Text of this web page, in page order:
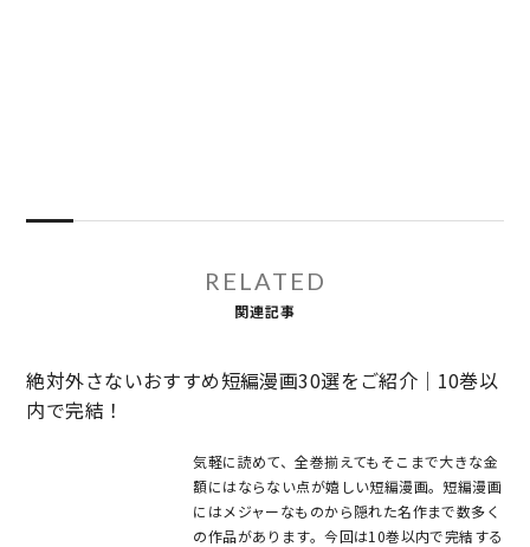
RELATED
関連記事
絶対外さないおすすめ短編漫画30選をご紹介｜10巻以
内で完結！
気軽に読めて、全巻揃えてもそこまで大きな金
額にはならない点が嬉しい短編漫画。短編漫画
にはメジャーなものから隠れた名作まで数多く
の作品があります。今回は10巻以内で完結する